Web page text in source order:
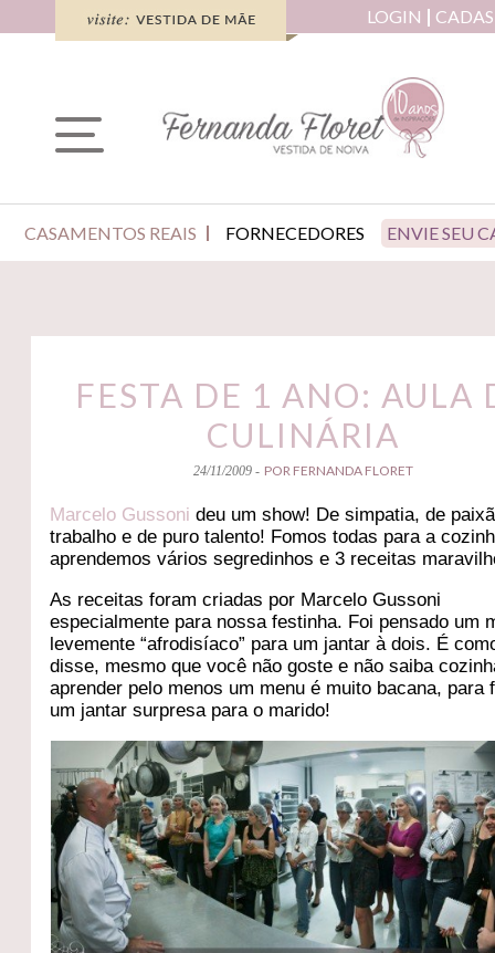
LOGIN
CASAMENTOS REAIS FORNECEDORES ENVIE SEU
FESTA DE 1 ANO: AULA
CULINÁRIA
24/11/2009 - POR FERNANDA FLORET
Marcelo Gussoni deu um show! De simpatia, de
trabalho e de puro talento! Fomos todas para a
aprendemos vários segredinhos e 3 receitas
As receitas foram criadas por Marcelo Gussoni
especialmente para nossa festinha. Foi pensado um
levemente “afrodisíaco” para um jantar à dois. É
disse, mesmo que você não goste e não saiba
aprender pelo menos um menu é muito bacana, para
um jantar surpresa para o marido!